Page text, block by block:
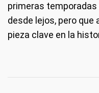
primeras temporadas
desde lejos, pero que
pieza clave en la